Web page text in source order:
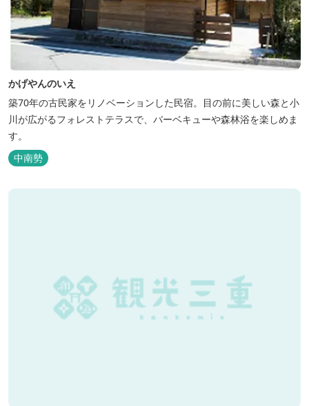
かげやんのいえ
築70年の古民家をリノベーションした民宿。目の前に美しい森と小
川が広がるフォレストテラスで、バーベキューや森林浴を楽しめま
す。
中南勢